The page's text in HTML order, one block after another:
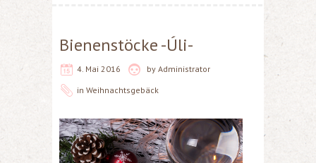
Bienenstöcke -Úli-
4. Mai 2016 by Administrator
in Weihnachtsgebäck